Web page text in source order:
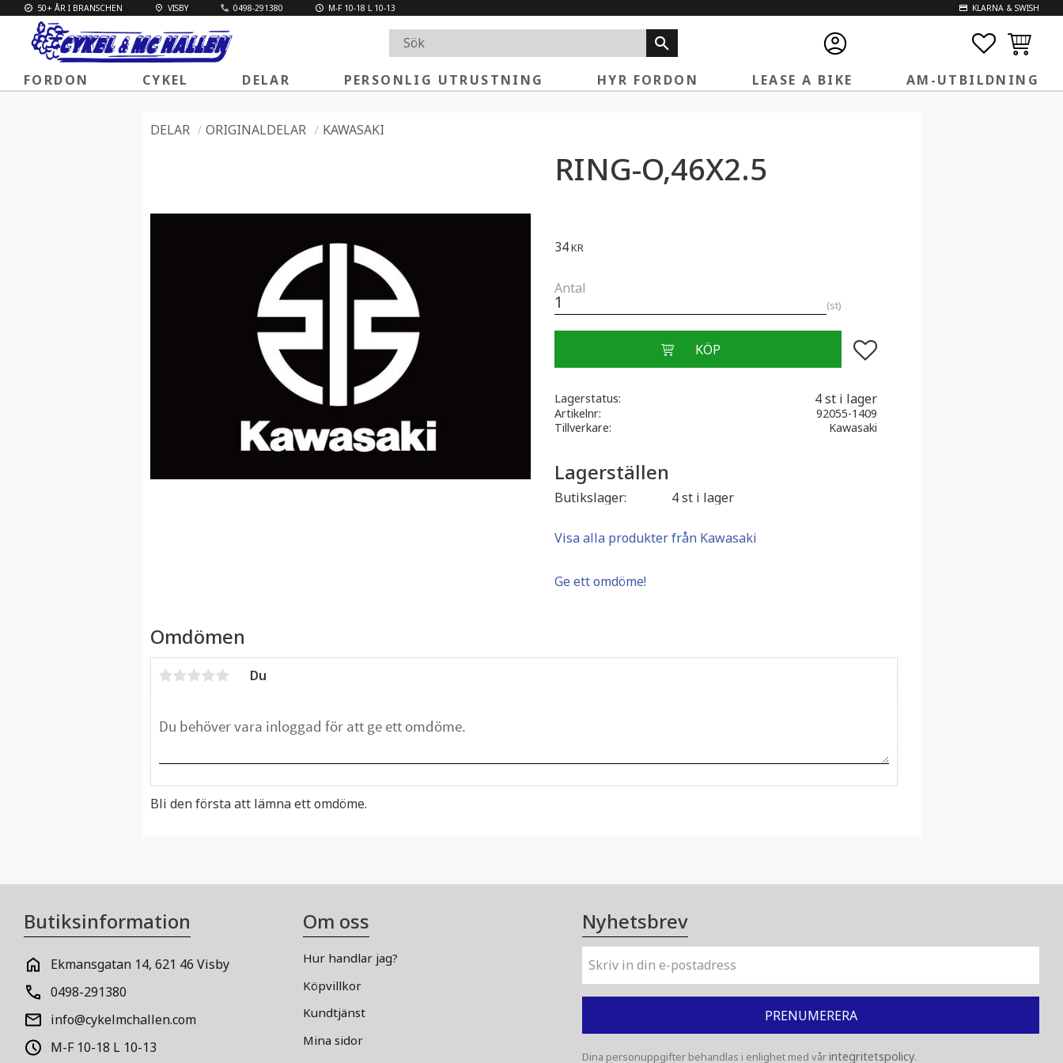
50+ ÅR I BRANSCHEN VISBY 0498-291380 M-F 10-18 L 10-13 KLARNA & SWISH
FORDON CYKEL DELAR PERSONLIG UTRUSTNING HYR FORDON LEASE A BIKE AM-UTBILDNING
DELAR ORIGINALDELAR KAWASAKI
RING-O,46X2.5
34KR
Antal
st
Lägg till i favoriter
Lagerstatus 4 st i lager
Artikelnr
92055-1409
Tillverkare
Kawasaki
Lagerställen
Butikslager 4 st i lager
Visa alla produkter från Kawasaki
Ge ett omdöme!
Omdömen
Du
Bli den första att lämna ett omdöme.
Butiksinformation
Ekmansgatan 14, 621 46 Visby
0498-291380
info@cykelmchallen.com
M-F 10-18 L 10-13
Om oss
Hur handlar jag?
Köpvillkor
Kundtjänst
Mina sidor
Nyhetsbrev
PRENUMERERA
Dina personuppgifter behandlas i enlighet med vårintegritetspolicy.